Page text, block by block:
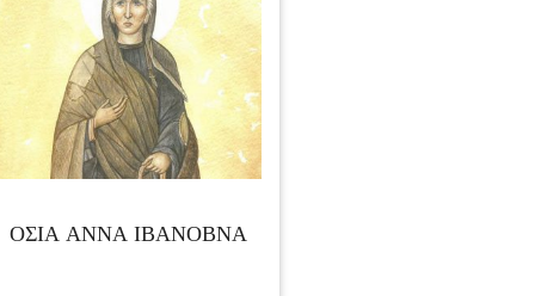
ΟΣΙΑ ΑΝΝΑ ΙΒΑΝΟΒΝΑ